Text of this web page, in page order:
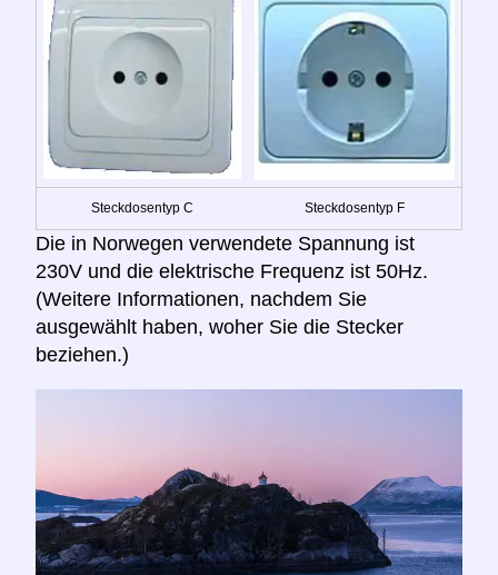
Steckdosentyp C Steckdosentyp F
Die in Norwegen verwendete Spannung ist
230V und die elektrische Frequenz ist 50Hz.
(Weitere Informationen, nachdem Sie
ausgewählt haben, woher Sie die Stecker
beziehen.)